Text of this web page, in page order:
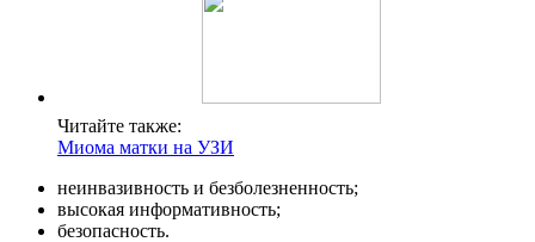
Читайте также:
Миома матки на УЗИ
неинвазивность и безболезненность;
высокая информативность;
безопасность.